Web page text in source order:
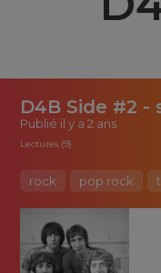
D4B Side #2 -
Publié il y a 2 ans
Lectures (9)
rock pop rock